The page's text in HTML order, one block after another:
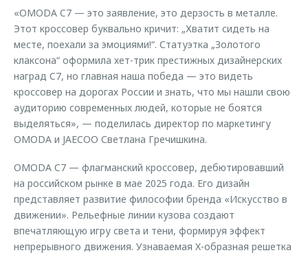
«OMODA C7 — это заявление, это дерзость в металле.
Этот кроссовер буквально кричит: „Хватит сидеть на
месте, поехали за эмоциями!“. Статуэтка „Золотого
клаксона“ оформила хет-трик престижных дизайнерских
наград C7, но главная наша победа — это видеть
кроссовер на дорогах России и знать, что мы нашли свою
аудиторию современных людей, которые не боятся
выделяться», — поделилась директор по маркетингу
OMODA и JAECOO Светлана Гречишкина.
OMODA C7 — флагманский кроссовер, дебютировавший
на российском рынке в мае 2025 года. Его дизайн
представляет развитие философии бренда «Искусство в
движении». Рельефные линии кузова создают
впечатляющую игру света и тени, формируя эффект
непрерывного движения. Узнаваемая X-образная решетка